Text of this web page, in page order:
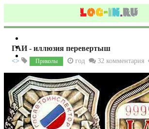
ГАИ - иллюзия перевертыш
<> Приколы год 32 комментария